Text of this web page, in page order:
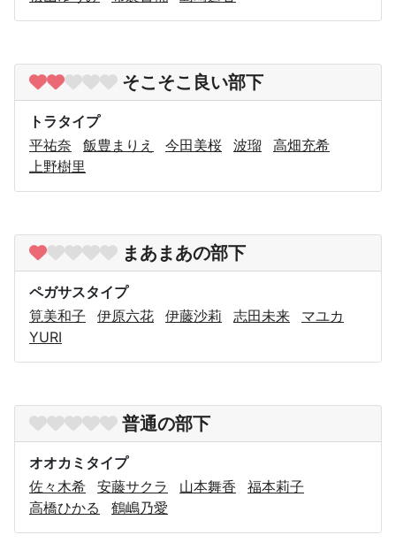
そこそこ良い部下
トラタイプ
平祐奈
飯豊まりえ 今田美桜 波瑠
高畑充希
上野樹里
まあまあの部下
ペガサスタイプ
筧美和子
伊原六花 伊藤沙莉 志田未来
マユカ
YURI
普通の部下
オオカミタイプ
佐々木希
安藤サクラ 山本舞香
福本莉子
高橋ひかる
鶴嶋乃愛